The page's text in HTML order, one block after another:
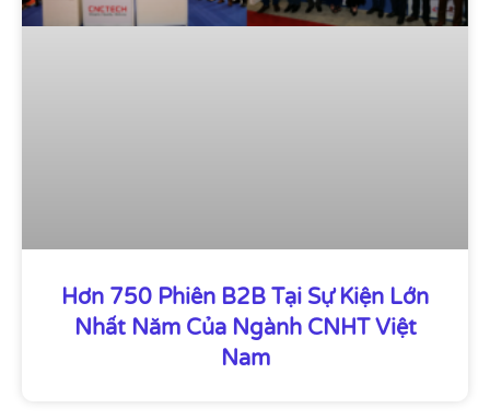
Hơn 750 Phiên B2B Tại Sự Kiện Lớn
Nhất Năm Của Ngành CNHT Việt
Nam